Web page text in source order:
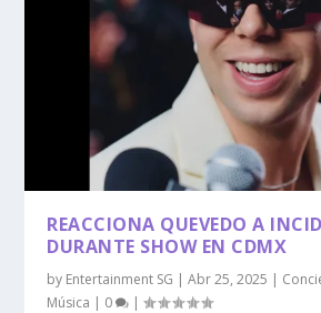
REACCIONA QUEVEDO A
DURANTE SHOW EN CDMX
by Entertainment SG |Abr 25, 2025 |
Música | 0 |